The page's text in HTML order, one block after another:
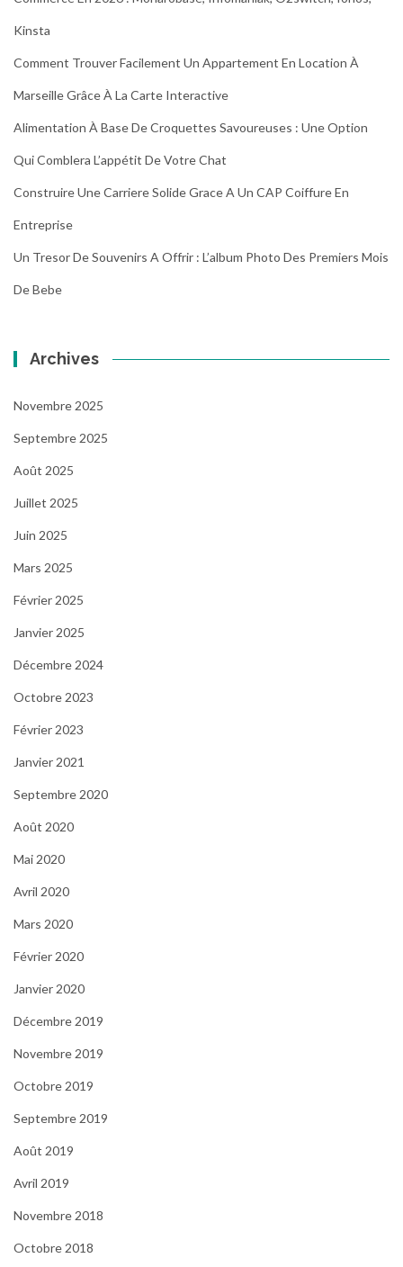
Kinsta
Comment Trouver Facilement Un Appartement En Location À
Marseille Grâce À La Carte Interactive
Alimentation À Base De Croquettes Savoureuses : Une Option
Qui Comblera L’appétit De Votre Chat
Construire Une Carriere Solide Grace A Un CAP Coiffure En
Entreprise
Un Tresor De Souvenirs A Offrir : L’album Photo Des Premiers Mois
De Bebe
Archives
Novembre 2025
Septembre 2025
Août 2025
Juillet 2025
Juin 2025
Mars 2025
Février 2025
Janvier 2025
Décembre 2024
Octobre 2023
Février 2023
Janvier 2021
Septembre 2020
Août 2020
Mai 2020
Avril 2020
Mars 2020
Février 2020
Janvier 2020
Décembre 2019
Novembre 2019
Octobre 2019
Septembre 2019
Août 2019
Avril 2019
Novembre 2018
Octobre 2018